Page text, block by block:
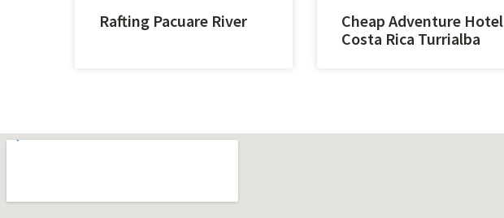
Rafting Pacuare River
Cheap Adventure Hotel
Costa Rica Turrialba